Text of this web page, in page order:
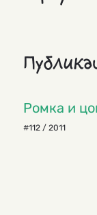
Ромка и
#112 / 2011